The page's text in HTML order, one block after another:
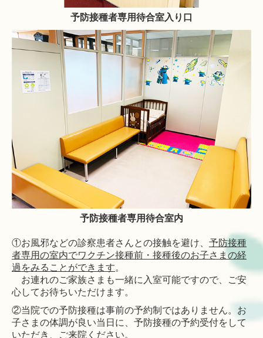
予防接種者専用待合室入り口
予防接種者専用待合室内
①お風邪などの診察患者さんとの接触を避け、 予防接種
者専用の室内でワクチン接種前・接種後のお子さまの経
過をみることができます。
お連れのご家族さまも一緒に入室可能ですので、ご安
心してお待ちいただけます。
②当院での予防接種は事前の予約制ではありません。 お
子さまの体調が良い当日に、予防接種の予約受付をして
いただき、ご来院ください。